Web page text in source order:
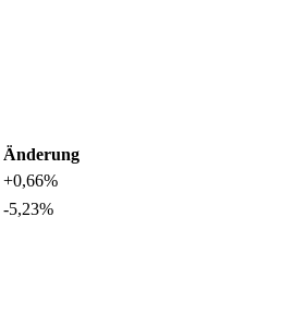
Änderung
+0,66%
-5,23%